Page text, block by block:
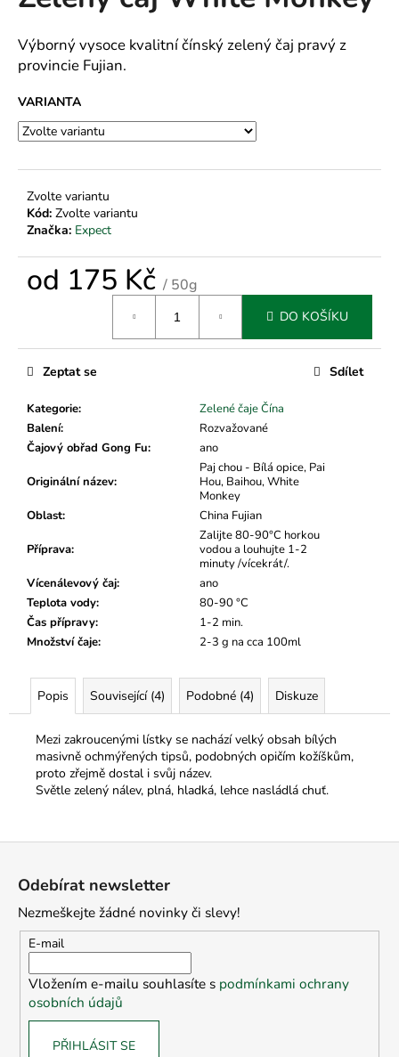
z
5
hvězdiček.
Výborný vysoce kvalitní čínský zelený čaj pravý z
provincie Fujian.
VARIANTA
Zvolte variantu
Kód: Zvolte variantu
Značka: Expect
od 175 Kč / 50g
DO KOŠÍKU
Kategorie:
Zelené čaje Čína
Balení:
Rozvažované
Čajový obřad Gong Fu: ano
Originální název:
Paj chou - Bílá opice, Pai
Hou, Baihou, White
Monkey
Oblast: China Fujian
Příprava:
Zalijte 80-90°C horkou
vodou a louhujte 1-2
minuty /vícekrát/.
Vícenálevový čaj:
ano
Teplota vody:
80-90 °C
Čas přípravy:
1-2 min.
Množství čaje: 2-3 g na cca 100ml
Zeptat se Sdílet
Popis Související (4) Podobné (4) Diskuze
Mezi zakroucenými lístky se nachází velký obsah bílých
masivně ochmýřených tipsů, podobných opičím kožíškům,
proto zřejmě dostal i svůj název.
Světle zelený nálev, plná, hladká, lehce nasládlá chuť.
j
í
t
?
HLEDAT
D
o
u
u
m
Odebírat newsletter
Nezmeškejte žádné novinky či slevy!
E-mail
Vložením e-mailu souhlasíte s podmínkami ochrany
osobních údajů
PŘIHLÁSIT SE